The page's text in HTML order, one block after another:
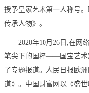
授予皇家艺术第一人称号
传承人物》。
2020年10月26日,在网
笔尖下的国粹——国宝艺术
了专题报道。人民日报欧
道》。中国财富网以《盛